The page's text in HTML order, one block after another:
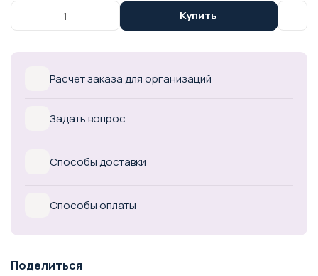
Купить
Расчет заказа для организаций
Задать вопрос
Способы доставки
Способы оплаты
Поделиться